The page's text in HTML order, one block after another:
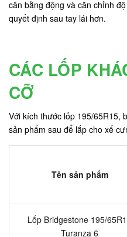
cân bằng động và căn chỉnh
quyết định sau tay lái hơn.
CÁC LỐP
CỠ
Với kích thước lốp 195/65R15,
sản phẩm sau để lắp cho xế
Tên sản phẩm
Lốp Bridgestone 195/
Turanza 6